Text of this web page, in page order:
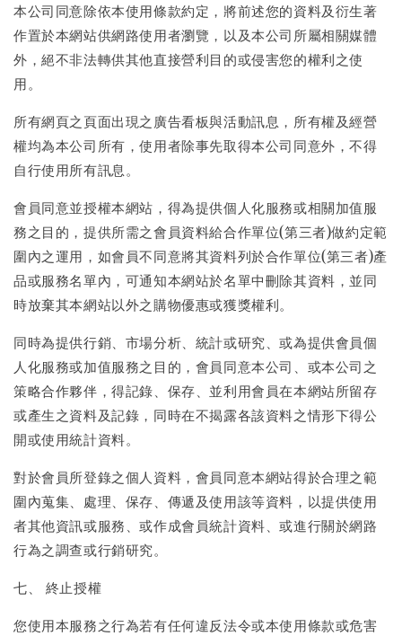
本公司同意除依本使用條款約定，將前述您的資料及衍生著
作置於本網站供網路使用者瀏覽，以及本公司所屬相關媒體
外，絕不非法轉供其他直接營利目的或侵害您的權利之使
用。
所有網頁之頁面出現之廣告看板與活動訊息，所有權及經營
權均為本公司所有，使用者除事先取得本公司同意外，不得
自行使用所有訊息。
會員同意並授權本網站，得為提供個人化服務或相關加值服
務之目的，提供所需之會員資料給合作單位(第三者)做約定範
圍內之運用，如會員不同意將其資料列於合作單位(第三者)產
品或服務名單內，可通知本網站於名單中刪除其資料，並同
時放棄其本網站以外之購物優惠或獲獎權利。
同時為提供行銷、市場分析、統計或研究、或為提供會員個
人化服務或加值服務之目的，會員同意本公司、或本公司之
策略合作夥伴，得記錄、保存、並利用會員在本網站所留存
或產生之資料及記錄，同時在不揭露各該資料之情形下得公
開或使用統計資料。
對於會員所登錄之個人資料，會員同意本網站得於合理之範
圍內蒐集、處理、保存、傳遞及使用該等資料，以提供使用
者其他資訊或服務、或作成會員統計資料、或進行關於網路
行為之調查或行銷研究。
七、 終止授權
您使用本服務之行為若有任何違反法令或本使用條款或危害